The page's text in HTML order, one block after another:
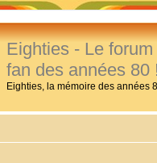
Eighties - Le
fan des années 80
Eighties, la mémoire des années